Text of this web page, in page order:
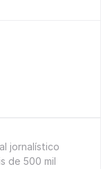
jornalístico
de 500 mil